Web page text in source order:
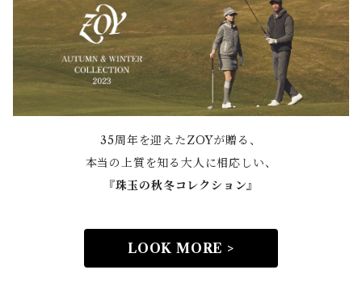
35周年を迎えたZOYが贈る、
本当の上質を知る大人に相応しい、
『珠玉の秋冬コレクション』
LOOK MORE >